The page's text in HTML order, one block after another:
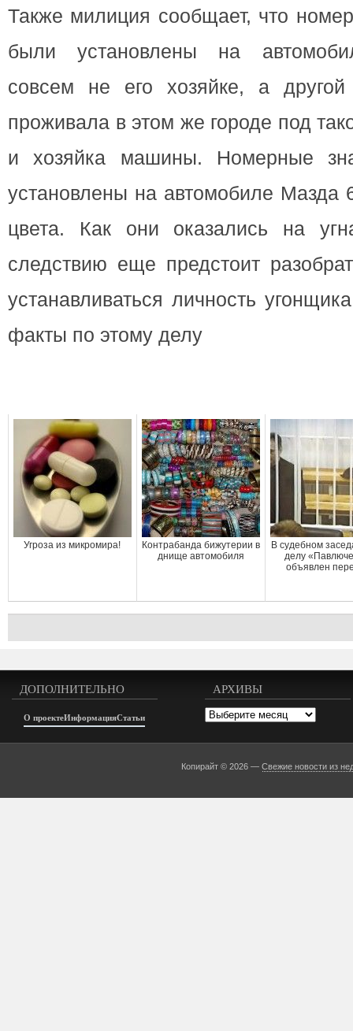
Также милиция сообщает, что
были установлены на
совсем не его хозяйке, а
проживала в этом же городе под
и хозяйка машины. Номерные
установлены на автомобиле Мазда
цвета. Как они оказались на
следствию еще предстоит
устанавливаться личность
факты по этому делу
Угроза из микромира!
Контрабанда бижутерии в
днище автомобиля
В судебном
делу
объявлен
ДОПОЛНИТЕЛЬНО
О проектеИнформацияСтатьи
АРХИВЫ
Архивы
Копирайт © 2026 —Свежие новости из